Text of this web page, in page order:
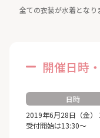
全ての衣装が水着となり
開催日時
日時
2019年6月28日（金）
受付開始は13:30～